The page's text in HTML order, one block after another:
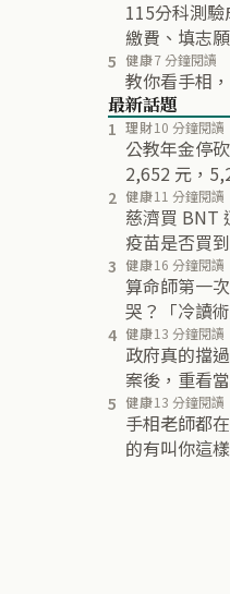
115分科測驗
繳費、填志
5 健康7 分鐘閱讀
教你看手相
最新話題
1 理財10 分鐘閱讀
公教年金停
2,652 元，
2 健康11 分鐘閱讀
慈濟買 BNT
疫苗是否買
3 健康16 分鐘閱讀
算命師第一
哭？「冷讀
最後都沒發現
4 健康13 分鐘閱讀
政府真的擋
案後，重看
5 健康13 分鐘閱讀
手相老師都
的有叫你這